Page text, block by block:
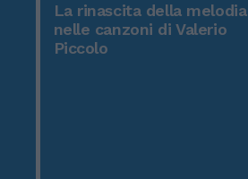
La rinascita della melodia
nelle canzoni di Valerio
Piccolo